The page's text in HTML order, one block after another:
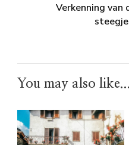
Verkenning van
You may also like...